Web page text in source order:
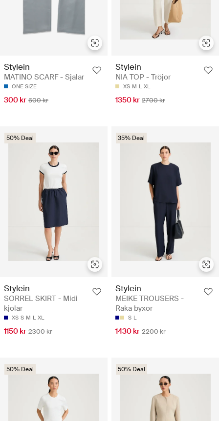
Stylein
MATINO SCARF - Sjalar
ONE SIZE
300 kr 600 kr
Stylein
NIA TOP - Tröjor
XS M L XL
1350 kr 2700 kr
50% Deal
Stylein
SORREL SKIRT - Midi
kjolar
XS S M L XL
1150 kr 2300 kr
35% Deal
Stylein
MEIKE TROUSERS -
Raka byxor
S L
1430 kr 2200 kr
50% Deal 50% Deal